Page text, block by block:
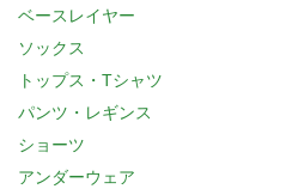
ベースレイヤー
ソックス
トップス・Tシャツ
パンツ・レギンス
ショーツ
アンダーウェア